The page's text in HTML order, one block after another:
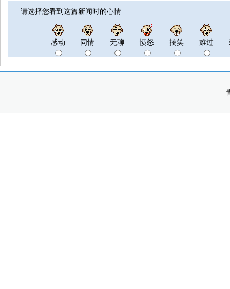
请选择您看到这篇新闻时的心情
感动 同情 无聊 愤怒 搞笑 难过